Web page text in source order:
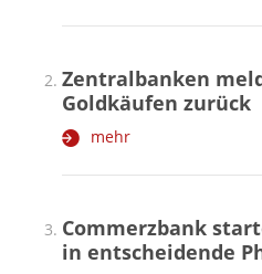
Zentralbanken
Goldkäufen zurück
mehr
Commerzbank
in entscheidende